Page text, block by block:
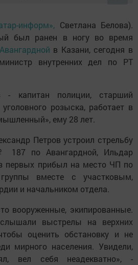
информ», Светлана Белова).
был ранен в ногу во время
в Казани, сегодня в
внутренних дел по РТ
- капитан полиции, старший
розыска, работает в
ему 28 лет.
Петров устроил стрельбу
по Авангардной, Ильдар
первых прибыл на место ЧП по
вместе с участковым,
и начальником отдела.
вооруженные, экипированные.
выстрелы на верхних
оценить обстановку и не
мирного населения. Увидели,
вел себя неадекватно», -